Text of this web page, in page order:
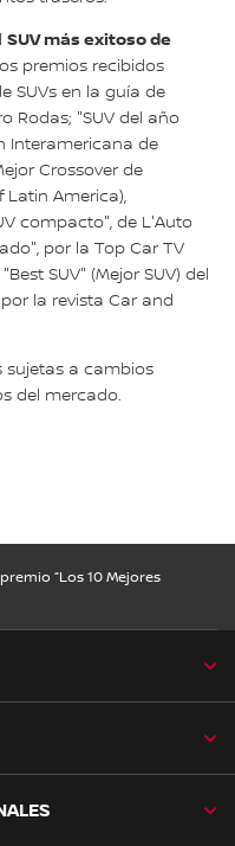
SUV más exitoso de
premios recibidos
SUVs en la guía de
Rodas; "SUV del año
Interamericana de
Crossover de
Latin America),
compacto", de L'Auto
por la Top Car TV
SUV" (Mejor SUV) del
la revista Car and
sujetas a cambios
del mercado.
“Los 10 Mejores